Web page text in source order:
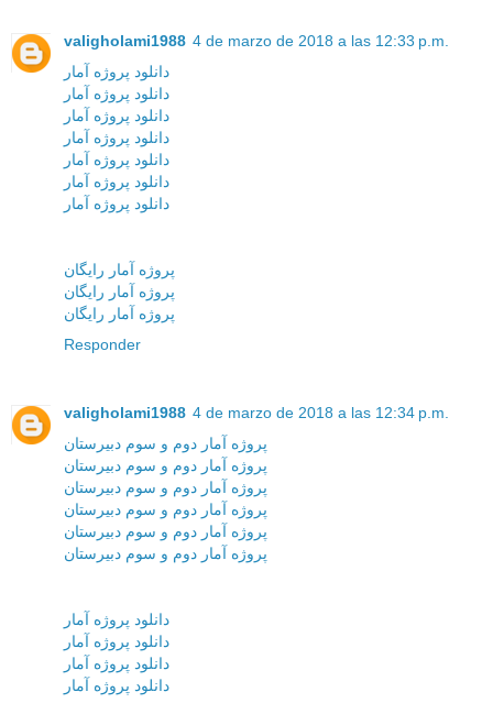
valigholami1988 4 de marzo de 2018 a las 12:33 p.m.
دانلود پروژه آمار
دانلود پروژه آمار
دانلود پروژه آمار
دانلود پروژه آمار
دانلود پروژه آمار
دانلود پروژه آمار
دانلود پروژه آمار
پروژه آمار رایگان
پروژه آمار رایگان
پروژه آمار رایگان
Responder
valigholami1988 4 de marzo de 2018 a las 12:34 p.m.
پروژه آمار دوم و سوم دبیرستان
پروژه آمار دوم و سوم دبیرستان
پروژه آمار دوم و سوم دبیرستان
پروژه آمار دوم و سوم دبیرستان
پروژه آمار دوم و سوم دبیرستان
پروژه آمار دوم و سوم دبیرستان
دانلود پروژه آمار
دانلود پروژه آمار
دانلود پروژه آمار
دانلود پروژه آمار